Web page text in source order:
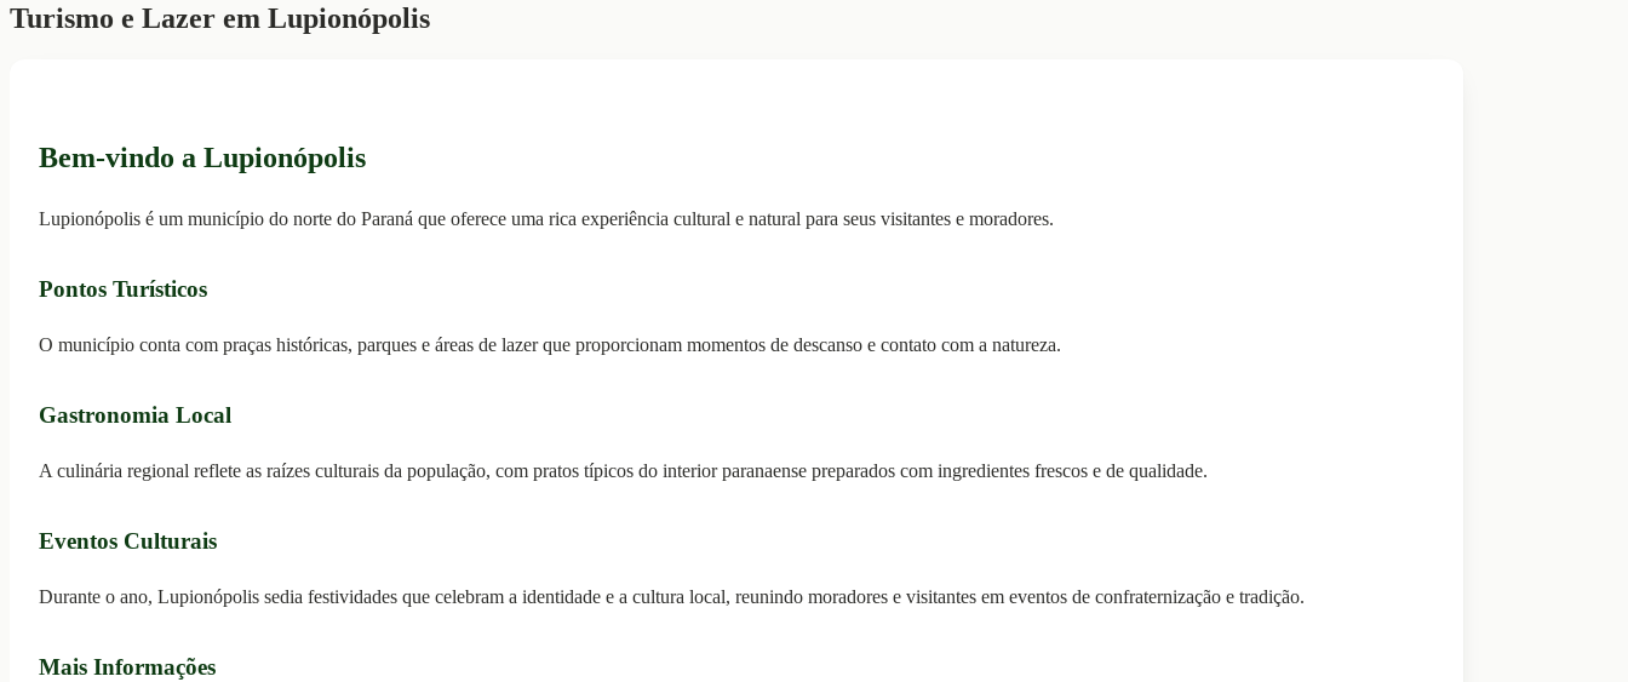
Turismo e Lazer em Lupionópolis
Bem-vindo a Lupionópolis
Lupionópolis é um município do norte do Paraná que oferece uma rica experiência cultural e natural para seus visitantes e moradores.
Pontos Turísticos
O município conta com praças históricas, parques e áreas de lazer que proporcionam momentos de descanso e contato com a natureza.
Gastronomia Local
A culinária regional reflete as raízes culturais da população, com pratos típicos do interior paranaense preparados com ingredientes frescos e de qualidade.
Eventos Culturais
Durante o ano, Lupionópolis sedia festividades que celebram a identidade e a cultura local, reunindo moradores e visitantes em eventos de confraternização e tradição.
Mais Informações